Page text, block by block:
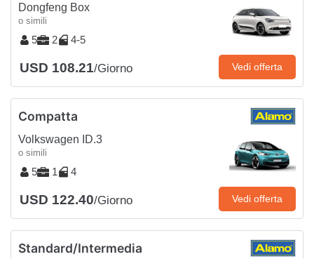
Dongfeng Box
o simili
5 2 4-5
USD 108.21/Giorno Vedi offerta
Compatta
Volkswagen ID.3
o simili
5 1 4
USD 122.40/Giorno Vedi offerta
Standard/Intermedia